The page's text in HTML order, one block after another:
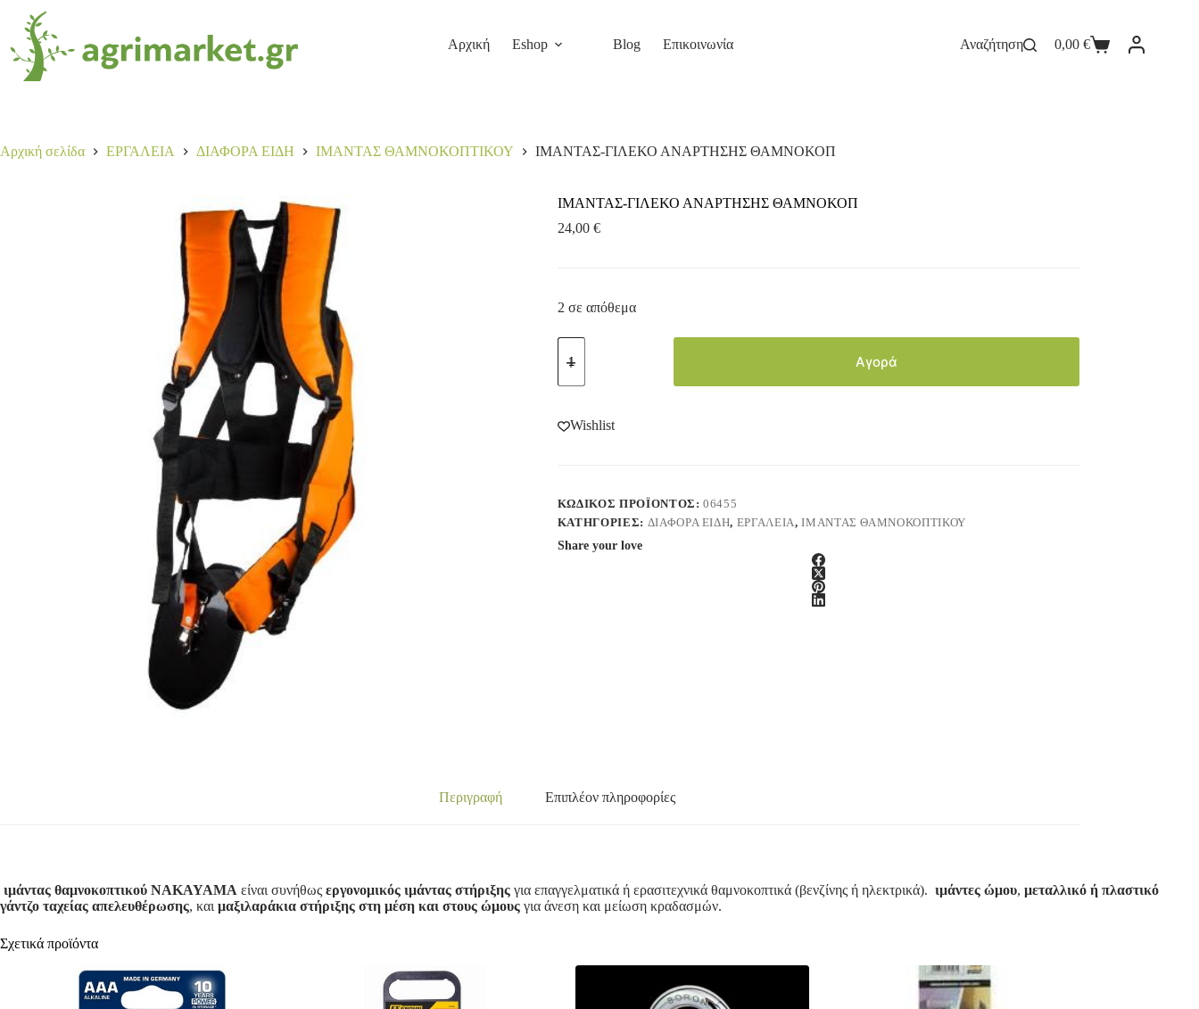
24,00 2 σε απόθεμα
Αρχική Eshop Blog Επικοινωνία Αναζήτηση 0,00 €
Αρχική σελίδα ΕΡΓΑΛΕΙΑ ΔΙΑΦΟΡΑ ΕΙΔΗ ΙΜΑΝΤΑΣ ΘΑΜΝΟΚΟΠΤΙΚΟΥ ΙΜΑΝΤΑΣ-ΓΙΛΕΚΟ ΑΝΑΡΤΗΣΗΣ ΘΑΜΝΟΚΟΠ
ΙΜΑΝΤΑΣ-ΓΙΛΕΚΟ ΑΝΑΡΤΗΣΗΣ ΘΑΜΝΟΚΟΠ
24,00 €
2 σε απόθεμα
Αγορά
Wishlist
ΚΩΔΙΚΌΣ ΠΡΟΪΌΝΤΟΣ:06455
ΚΑΤΗΓΟΡΊΕΣ: ΔΙΑΦΟΡΑ ΕΙΔΗ, ΕΡΓΑΛΕΙΑ,ΙΜΑΝΤΑΣ ΘΑΜΝΟΚΟΠΤΙΚΟΥ
Share your love
Περιγραφή Επιπλέον πληροφορίες
ιμάντας θαμνοκοπτικού NAKAYAMA είναι συνήθως εργονομικός ιμάντας στήριξης για επαγγελματικά ή ερασιτεχνικά θαμνοκοπτικά (βενζίνης ή ηλεκτρικά). ιμάντες ώμου, μεταλλικό ή πλαστικό
γάντζο ταχείας απελευθέρωσης, και μαξιλαράκια στήριξης στη μέση και στους ώμους για άνεση και μείωση κραδασμών.
Σχετικά προϊόντα